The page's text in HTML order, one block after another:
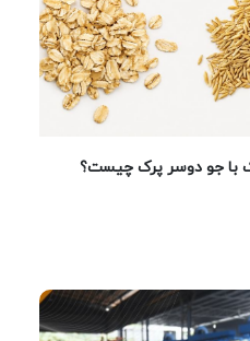
با جو دوسر پرک چیست؟